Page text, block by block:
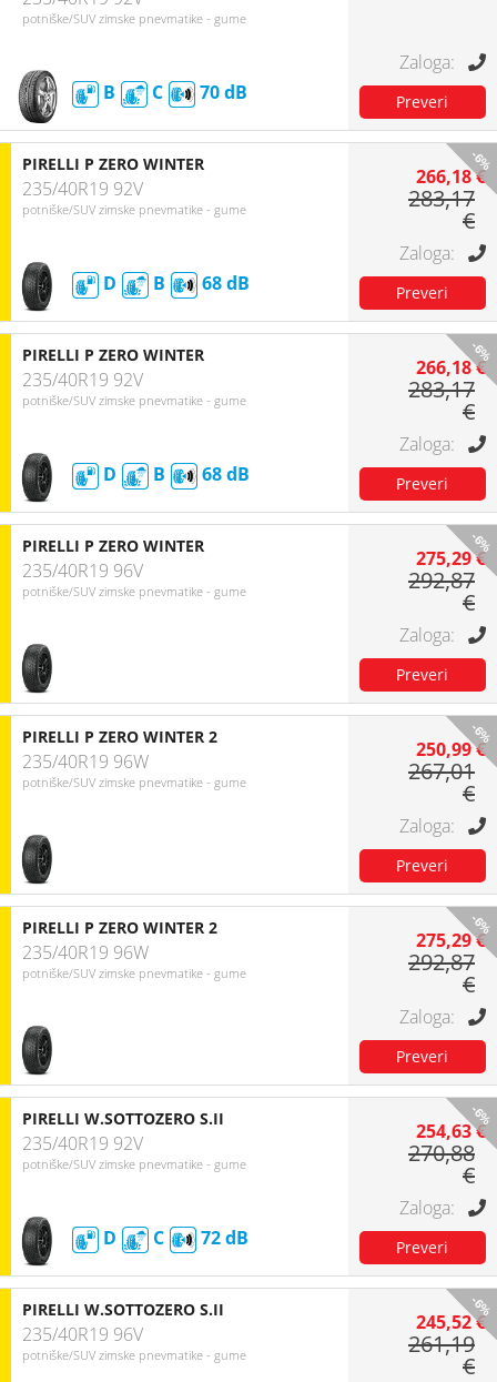
potniške/SUV zimske pnevmatike - gume
B C 70
-6%
PIRELLI P ZERO WINTER
235/40R19 92V
potniške/SUV zimske pnevmatike - gume
D B 68
266,18 €
283,17
€
-6%
PIRELLI P ZERO WINTER
235/40R19 92V
potniške/SUV zimske pnevmatike - gume
D B 68
266,18 €
283,17
€
-6%
PIRELLI P ZERO WINTER
235/40R19 96V
potniške/SUV zimske pnevmatike - gume
275,29 €
292,87
€
-6%
PIRELLI P ZERO WINTER 2
235/40R19 96W
potniške/SUV zimske pnevmatike - gume
250,99 €
267,01
€
-6%
PIRELLI P ZERO WINTER 2
235/40R19 96W
potniške/SUV zimske pnevmatike - gume
275,29 €
292,87
€
-6%
PIRELLI W.SOTTOZERO S.II
235/40R19 92V
potniške/SUV zimske pnevmatike - gume
D C 72
254,63 €
270,88
€
-6%
PIRELLI W.SOTTOZERO S.II
235/40R19 96V
potniške/SUV zimske pnevmatike - gume
245,52 €
261,19
€